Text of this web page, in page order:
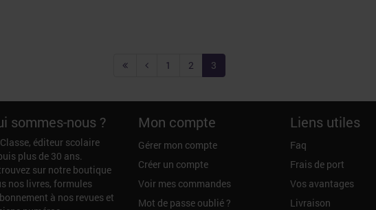
1 2 3
sommes-nous ?
éditeur scolaire
plus de 30 ans.
sur notre boutique
nos livres, formules
à nos revues et
Mon compte
Gérer mon compte
Créer un compte
Voir mes commandes
Mot de passe oublié ?
Liens utiles
Faq
Frais de port
Vos avantages
Livraison